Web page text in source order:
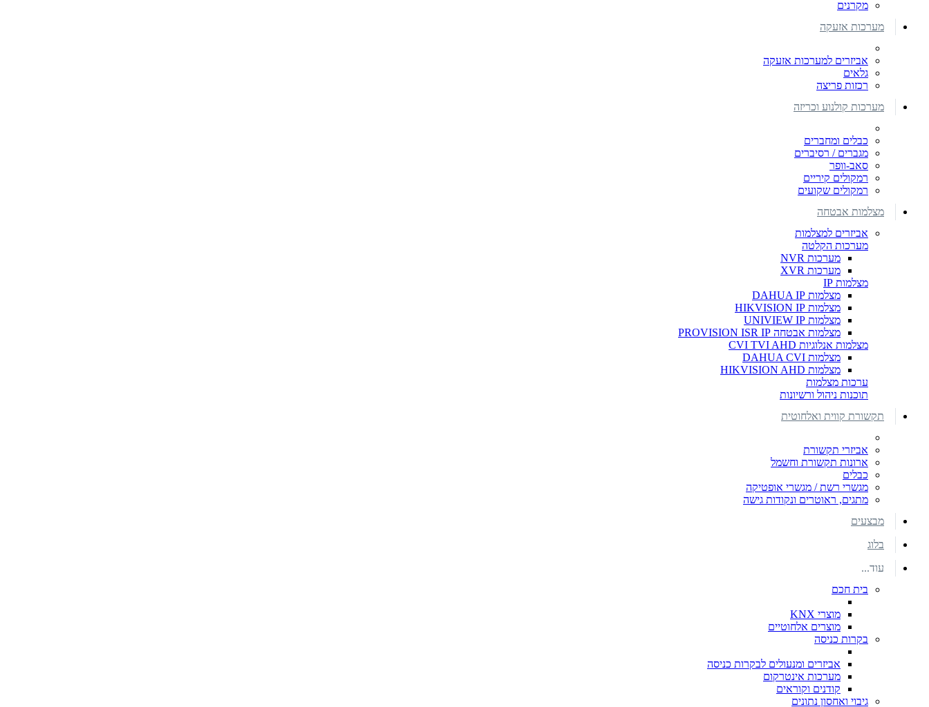
מקרנים
מערכות אזעקה
אביזרים למערכות אזעקה
גלאים
רכזות פריצה
מערכות קולנוע וכריזה
כבלים ומחברים
מגברים / רסיברים
סאב-וופר
רמקולים קיריים
רמקולים שקועים
מצלמות אבטחה
אביזרים למצלמות
מערכות הקלטה
מערכות NVR
מערכות XVR
מצלמות IP
מצלמות DAHUA IP
מצלמות HIKVISION IP
מצלמות UNIVIEW IP
מצלמות אבטחה PROVISION ISR IP
מצלמות אנלוגיות CVI TVI AHD
מצלמות DAHUA CVI
מצלמות HIKVISION AHD
ערכות מצלמות
תוכנות ניהול ורשיונות
תקשורת קווית ואלחוטית
אביזרי תקשורת
ארונות תקשורת וחשמל
כבלים
מגשרי רשת / מגשרי אופטיקה
מתגים, ראוטרים ונקודות גישה
מבצעים
בלוג
עוד...
בית חכם
מוצרי KNX
מוצרים אלחוטיים
בקרות כניסה
אביזרים ומנעולים לבקרות כניסה
מערכות אינטרקום
קודנים וקוראים
גיבוי ואחסון נתונים